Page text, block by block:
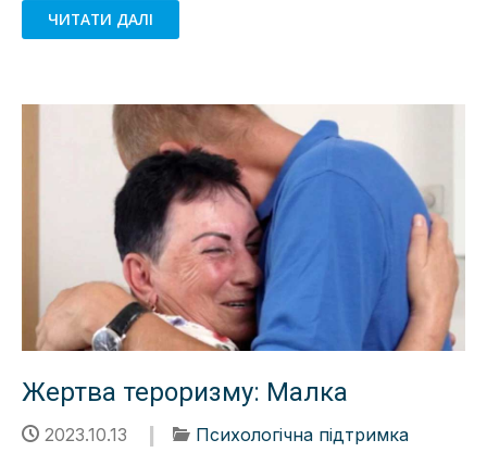
ЧИТАТИ ДАЛІ
Жертва тероризму: Малка
2023.10.13
Психологічна підтримка